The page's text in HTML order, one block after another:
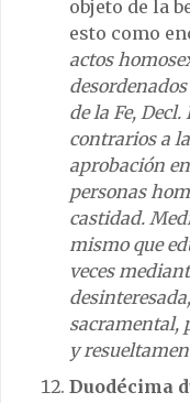
objeto de la
esto como
actos
de la Fe,
contrarios a
aprobación
personas
castidad.
mismo que
veces
sacramental,
y
Duodécima